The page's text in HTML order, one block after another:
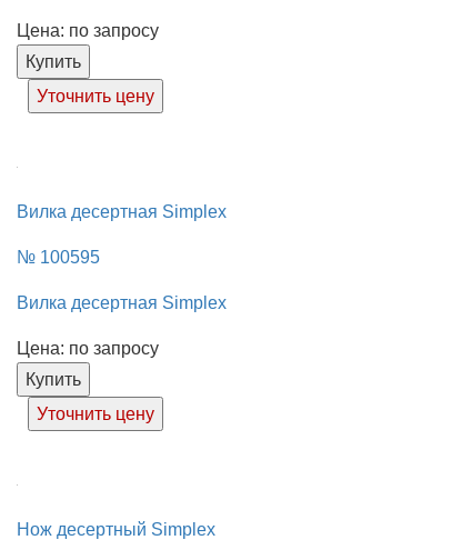
Цена: по запросу
Купить
Уточнить цену
Вилка десертная Simplex
№ 100595
Вилка десертная Simplex
Цена: по запросу
Купить
Уточнить цену
Нож десертный Simplex